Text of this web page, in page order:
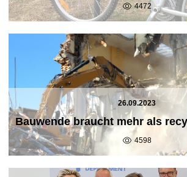
4472
26.09.2023
Bauwende braucht mehr als
4598